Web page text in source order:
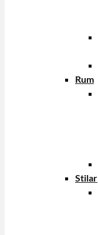
Rum
Stilar